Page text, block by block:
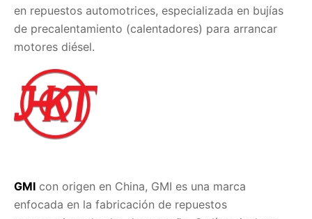
en repuestos automotrices, especializada en bujías
de precalentamiento (calentadores) para arrancar
motores diésel.
GMI con origen en China, GMI es una marca
enfocada en la fabricación de repuestos